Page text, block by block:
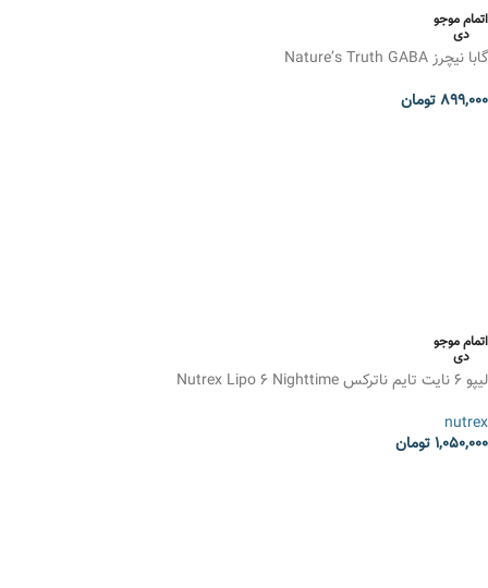
اتمام موجو
دی
گابا نیچرز Nature’s Truth GABA
899,000تومان
اتمام موجو
دی
لیپو 6 نایت تایم ناترکس Nutrex Lipo 6 Nighttime
nutrex
1,050,000تومان